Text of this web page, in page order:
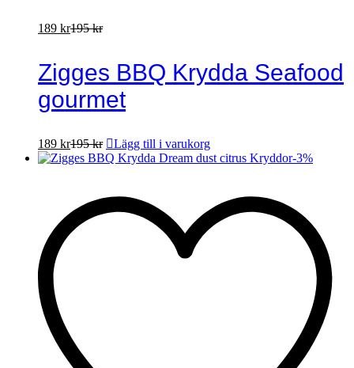
189 kr195kr
Zigges BBQ Krydda Seafood
gourmet
189 kr195kr
Lägg till i varukorg
-3%